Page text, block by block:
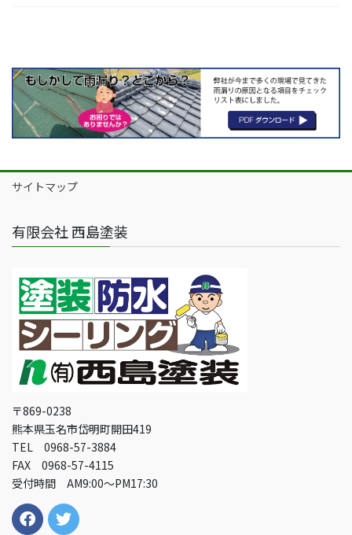
サイトマップ
有限会社 西島塗装
〒869-0238
熊本県玉名市岱明町開田419
TEL 0968-57-3884
FAX 0968-57-4115
受付時間 AM9:00～PM17:30